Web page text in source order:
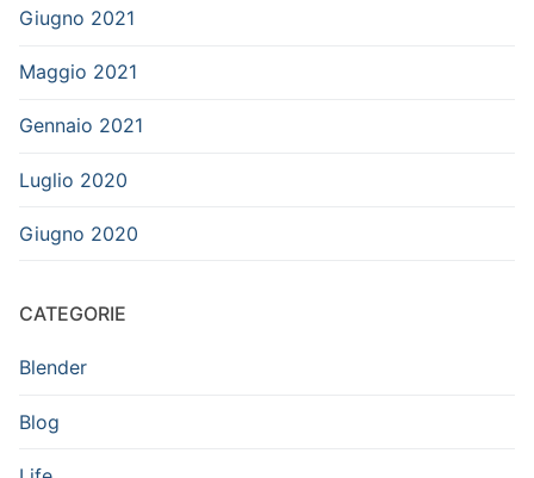
Giugno 2021
Maggio 2021
Gennaio 2021
Luglio 2020
Giugno 2020
CATEGORIE
Blender
Blog